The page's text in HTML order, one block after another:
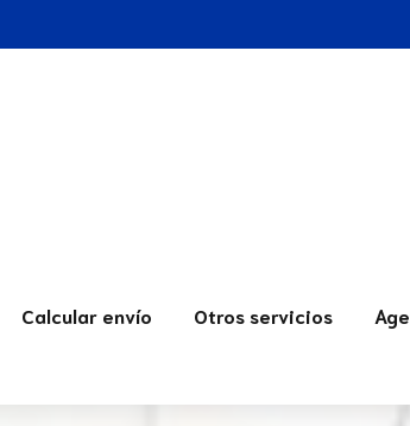
Calcular envío Otros servicios